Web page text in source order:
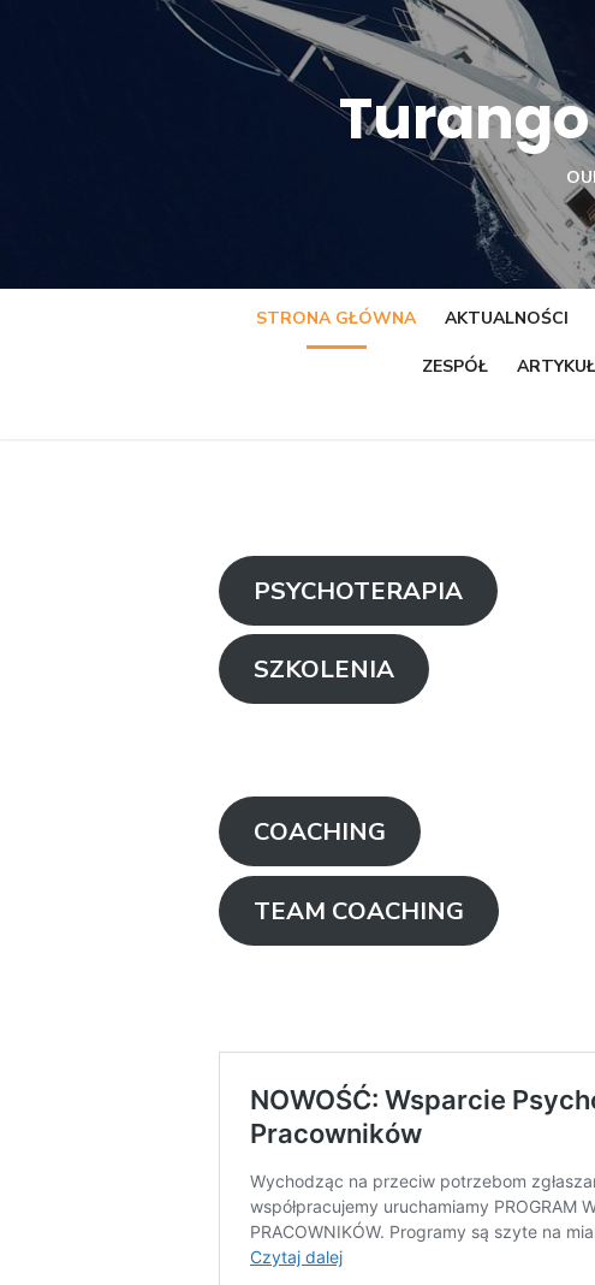
STRONA GŁÓWNA AKTUALNOŚCI
ZESPÓŁ
PSYCHOTERAPIA
SZKOLENIA
COACHING
TEAM COACHING